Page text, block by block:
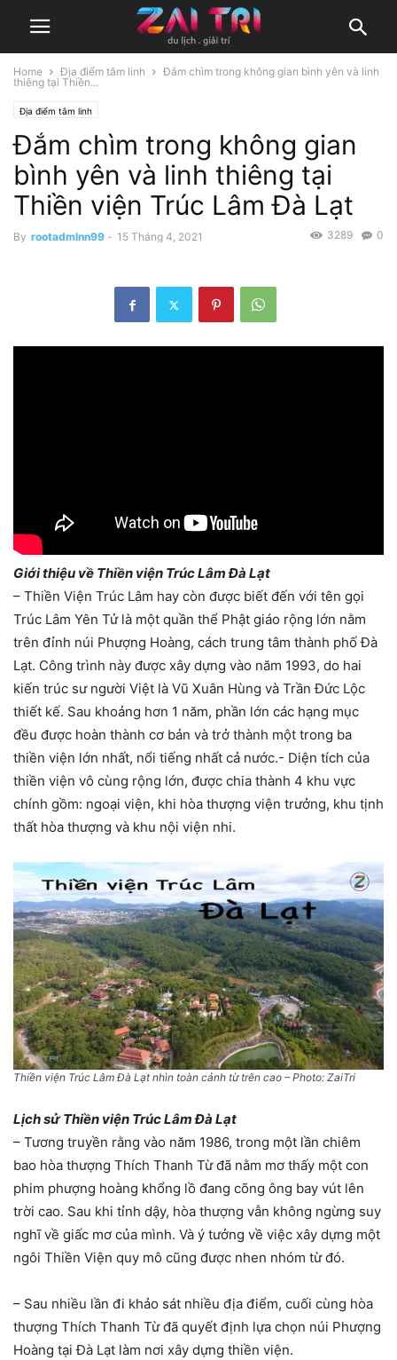
Home Địa điểm tâm linh
Đắm chìm trong không gian bình yên và linh
thiêng tại Thiền...
Địa điểm tâm linh
Đắm chìm trong không gian
bình yên và linh thiêng tại
Thiền viện Trúc Lâm Đà Lạt
By rootadmlnn99 - 15 Tháng 4, 2021 0
3289
Giới thiệu về Thiền viện Trúc Lâm Đà Lạt
– Thiền Viện Trúc Lâm hay còn được biết đến với tên gọi
Trúc Lâm Yên Tử là một quần thể Phật giáo rộng lớn nằm
trên đỉnh núi Phượng Hoàng, cách trung tâm thành phố Đà
Lạt. Công trình này được xây dựng vào năm 1993, do hai
kiến trúc sư người Việt là Vũ Xuân Hùng và Trần Đức Lộc
thiết kế. Sau khoảng hơn 1 năm, phần lớn các hạng mục
đều được hoàn thành cơ bản và trở thành một trong ba
thiền viện lớn nhất, nổi tiếng nhất cả nước.- Diện tích của
thiền viện vô cùng rộng lớn, được chia thành 4 khu vực
chính gồm: ngoại viện, khi hòa thượng viện trưởng, khu tịnh
thất hòa thượng và khu nội viện nhi.
Thiền viện Trúc Lâm Đà Lạt nhìn toàn cảnh từ trên cao – Photo: ZaiTri
Lịch sử Thiền viện Trúc Lâm Đà Lạt
– Tương truyền rằng vào năm 1986, trong một lần chiêm
bao hòa thượng Thích Thanh Từ đã nằm mơ thấy một con
phim phượng hoàng khổng lồ đang cõng ông bay vút lên
trời cao. Sau khi tỉnh dậy, hòa thượng vẫn không ngừng suy
nghĩ về giấc mơ của mình. Và ý tưởng về việc xây dựng một
ngôi Thiền Viện quy mô cũng được nhen nhóm từ đó.
– Sau nhiều lần đi khảo sát nhiều địa điểm, cuối cùng hòa
thượng Thích Thanh Từ đã quyết định lựa chọn núi Phượng
Hoàng tại Đà Lạt làm nơi xây dựng thiền viện.